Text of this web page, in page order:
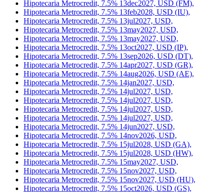
Hipotecaria Metrocredit, 7.5% 13dec2027, USD (FM),
Hipotecaria Metrocredit, 7.5% 13feb2028, USD (IU),
Hipotecaria Metrocredit, 7.5% 13jul2027, USD,
Hipotecaria Metrocredit, 7.5% 13may2027, USD,
Hipotecaria Metrocredit, 7.5% 13may2027, USD,
Hipotecaria Metrocredit, 7.5% 13oct2027, USD (IP),
Hipotecaria Metrocredit, 7.5% 13sep2026, USD (DT),
Hipotecaria Metrocredit, 7.5% 14apr2027, USD (GR),
Hipotecaria Metrocredit, 7.5% 14aug2026, USD (AE),
Hipotecaria Metrocredit, 7.5% 14jan2027, USD,
Hipotecaria Metrocredit, 7.5% 14jul2027, USD,
Hipotecaria Metrocredit, 7.5% 14jul2027, USD,
Hipotecaria Metrocredit, 7.5% 14jul2027, USD,
Hipotecaria Metrocredit, 7.5% 14jul2027, USD,
Hipotecaria Metrocredit, 7.5% 14jun2027, USD,
Hipotecaria Metrocredit, 7.5% 14nov2026, USD,
Hipotecaria Metrocredit, 7.5% 15jul2028, USD (GA),
Hipotecaria Metrocredit, 7.5% 15jul2028, USD (HW),
Hipotecaria Metrocredit, 7.5% 15may2027, USD,
Hipotecaria Metrocredit, 7.5% 15nov2027, USD,
Hipotecaria Metrocredit, 7.5% 15nov2027, USD (HU),
Hipotecaria Metrocredit, 7.5% 15oct2026, USD (GS),